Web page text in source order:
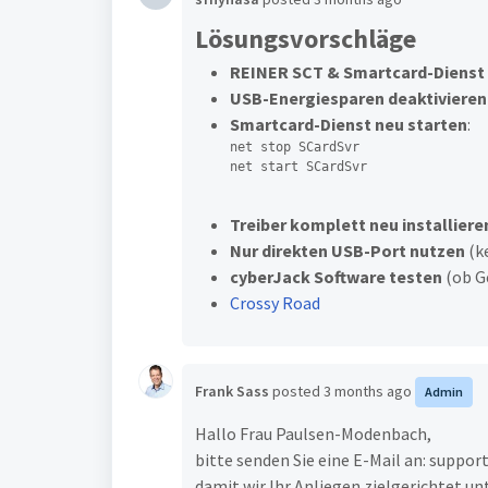
w
a
h
l
Lösungsvorschläge
REINER SCT & Smartcard-
USB-Energiesparen deaktivieren
Smartcard-Dienst neu starten:
net stop SCardSvr
net start SCardSvr
Treiber komplett neu
Nur direkten USB-Port nutzen
cyberJack Software testen (ob
Crossy Road
Frank Sass posted 3 months ago Admin
Hallo Frau Paulsen-Modenbach,
bitte senden Sie eine E-Mail an: